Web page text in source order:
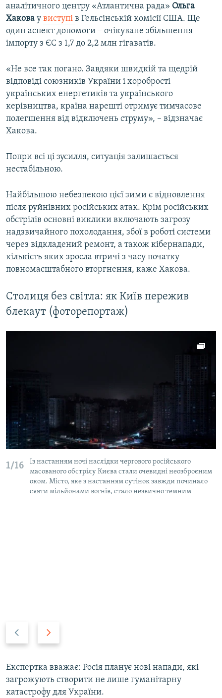
аналітичного центру «Атлантична рада» Ольга
Хакова у виступі в Гельсінській комісії США. Ще
один аспект допомоги – очікуване збільшення
імпорту з ЄС з 1,7 до 2,2 млн гігаватів.
«Не все так погано. Завдяки швидкій та щедрій
відповіді союзників України і хоробрості
українських енергетиків та українського
керівництва, країна нарешті отримує тимчасове
полегшення від відключень струму», – відзначає
Хакова.
Попри всі ці зусилля, ситуація залишається
нестабільною.
Найбільшою небезпекою цієї зими є відновлення
після руйнівних російських атак. Крім російських
обстрілів основні виклики включають загрозу
надзвичайного похолодання, збої в роботі системи
через відкладений ремонт, а також кібернапади,
кількість яких зросла втричі з часу початку
повномасштабного вторгнення, каже Хакова.
Столиця без світла: як Київ пережив
блекаут (фоторепортаж)
1/16
Із настанням ночі наслідки чергового російського
масованого обстрілу Києва стали очевидні неозброєним
оком. Місто, яке з настанням сутінок завжди починало
сяяти мільйонами вогнів, стало незвично темним
а
д
р
е
д
Експертка вважає: Росія планує нові напади, які
загрожують створити не лише гуманітарну
катастрофу для України.